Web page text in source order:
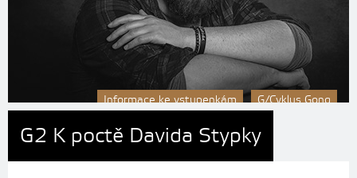
Informace ke vstupenkám G/Cyklus Gong
G2 K poctě Davida Stypky